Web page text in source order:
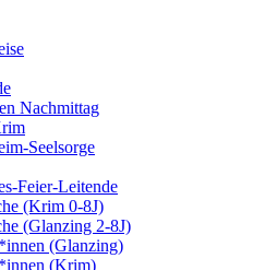
Nachmittag
Seelsorge
Feier-Leitende
(Krim 0-8J)
(Glanzing 2-8J)
(Glanzing)
(Krim)